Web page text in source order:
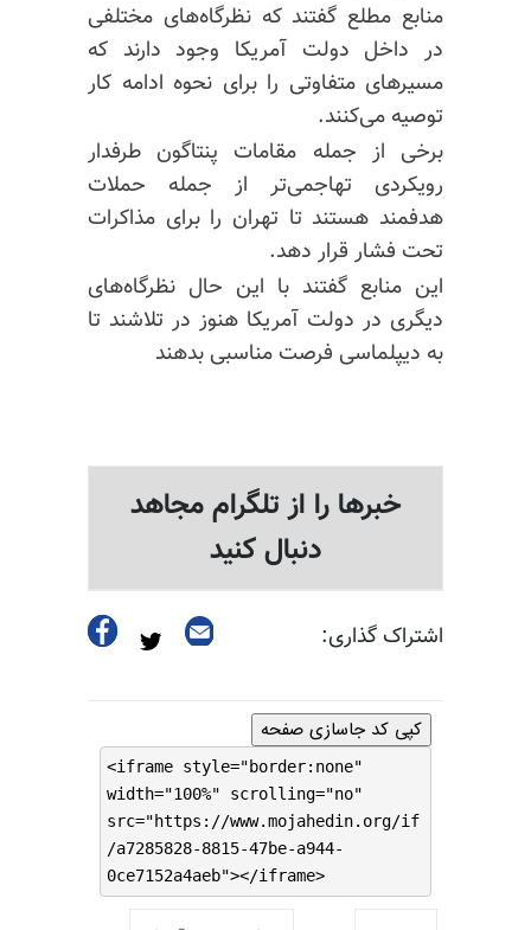
منابع مطلع گفتند که نظرگاه‌های مختلفی
در داخل دولت آمریکا وجود دارند که
مسیرهای متفاوتی را برای نحوه ادامه کار
توصیه می‌کنند.
برخی از جمله مقامات پنتاگون طرفدار
رویکردی تهاجمی‌تر از جمله حملات
هدفمند هستند تا تهران را برای مذاکرات
تحت فشار قرار دهد.
این منابع گفتند با این حال نظرگاه‌های
دیگری در دولت آمریکا هنوز در تلاشند تا
به دیپلماسی فرصت مناسبی بدهند
خبرها را از تلگرام مجاهد
دنبال کنید
اشتراک گذاری:
کپی کد جاسازی صفحه
<iframe style="border:none"
width="100%" scrolling="no"
src="https://www.mojahedin.org/if
/a7285828-8815-47be-a944-
0ce7152a4aeb"></iframe>